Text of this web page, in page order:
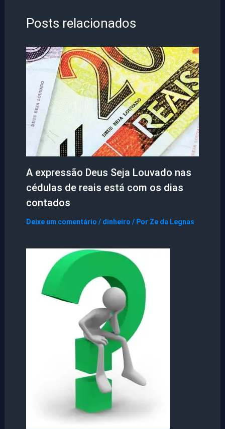
Posts relacionados
A expressão Deus Seja Louvado nas
cédulas de reais está com os dias
contados
Deixe um comentário / dinheiro / Por Ze da Legnas